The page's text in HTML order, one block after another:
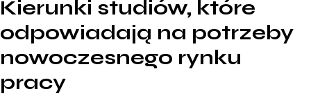
Kierunki studiów, które
odpowiadają na potrzeby
nowoczesnego rynku
pracy